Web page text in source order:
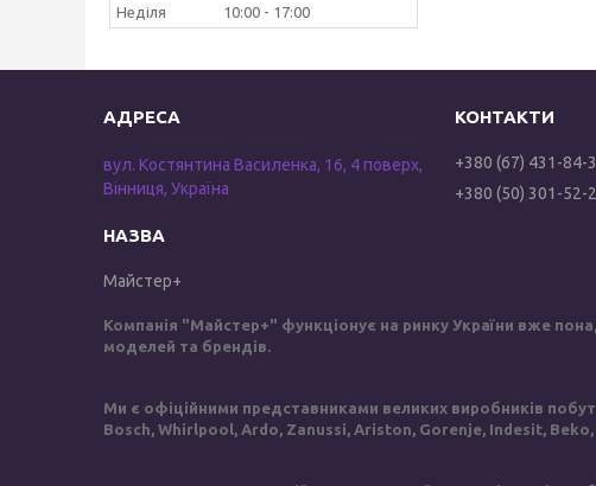
Неділя
10:00 17:00
вул. Костянтина Василенка, 16, 4 поверх,
Вінниця, Україна
Майстер+
+380 (67) 431-84-
+380 (50) 301-52-
Компанія "Майстер+" функціонує на ринку України вже
моделей та брендів.
Ми є офіційними представниками великих виробників
Bosch, Whirlpool, Ardo, Zanussi, Ariston, Gorenje, Indesit, Beko,